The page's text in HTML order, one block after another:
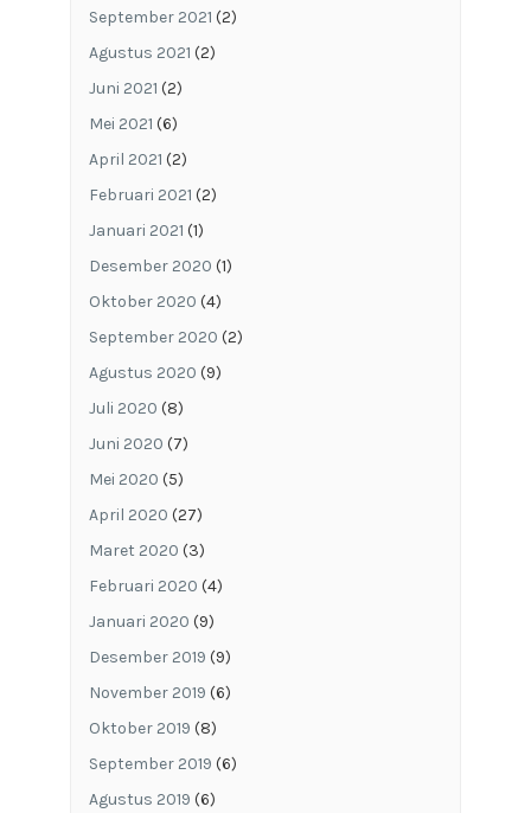
September 2021 (2)
Agustus 2021 (2)
Juni 2021 (2)
Mei 2021 (6)
April 2021 (2)
Februari 2021 (2)
Januari 2021 (1)
Desember 2020 (1)
Oktober 2020 (4)
September 2020 (2)
Agustus 2020 (9)
Juli 2020 (8)
Juni 2020 (7)
Mei 2020 (5)
April 2020 (27)
Maret 2020 (3)
Februari 2020 (4)
Januari 2020 (9)
Desember 2019 (9)
November 2019 (6)
Oktober 2019 (8)
September 2019 (6)
Agustus 2019 (6)